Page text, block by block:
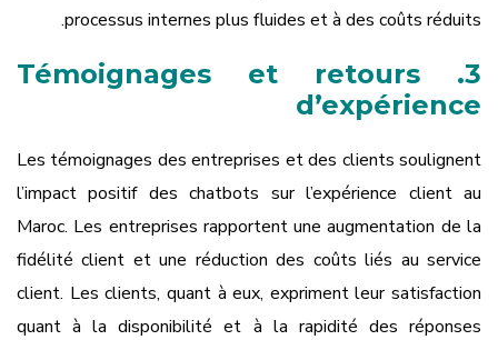
processus internes plus fluides et à des coûts réduits.
3. Témoignages et retours
d’expérience
Les témoignages des entreprises et des clients soulignent
l’impact positif des chatbots sur l’expérience client au
Maroc. Les entreprises rapportent une augmentation de la
fidélité client et une réduction des coûts liés au service
client. Les clients, quant à eux, expriment leur satisfaction
quant à la disponibilité et à la rapidité des réponses